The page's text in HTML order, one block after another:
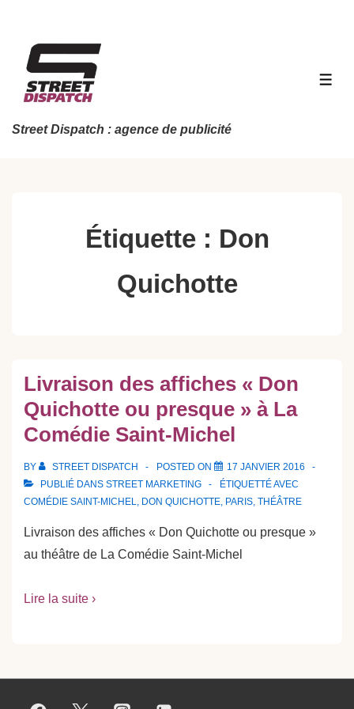
contenu
principal
Street Dispatch : agence de publicité
Étiquette : Don
Quichotte
Livraison des affiches « Don
Quichotte ou presque » à La
Comédie Saint-Michel
BY STREET DISPATCH POSTED ON
17 JANVIER 2016
PUBLIÉ DANS STREET MARKETING
ÉTIQUETTÉ AVEC
COMÉDIE SAINT-MICHEL, DON QUICHOTTE, PARIS, THÉÂTRE
Livraison des affiches « Don Quichotte ou presque »
au théâtre de La Comédie Saint-Michel
Lire la suite ›